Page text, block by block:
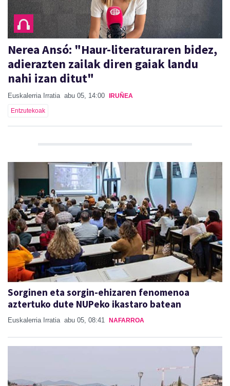
Nerea Ansó: "Haur-literaturaren bidez,
adierazten zailak diren gaiak landu
nahi izan ditut"
Euskalerria Irratia abu 05, 14:00 IRUÑEA
Entzutekoak
Sorginen eta sorgin-ehizaren fenomenoa
aztertuko dute NUPeko ikastaro batean
Euskalerria Irratia abu 05, 08:41 NAFARROA